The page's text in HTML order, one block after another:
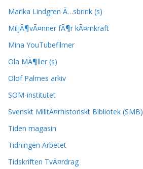
Marika Lindgren Ã…sbrink (s)
MiljÃ¶vÃ¤nner fÃ¶r kÃ¤rnkraft
Mina YouTubefilmer
Ola MÃ¶ller (s)
Olof Palmes arkiv
SOM-institutet
Svenskt MilitÃ¤rhistoriskt Bibliotek (SMB)
Tiden magasin
Tidningen Arbetet
Tidskriften TvÃ¤rdrag